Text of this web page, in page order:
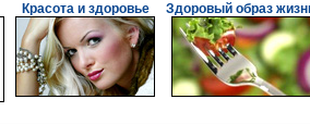
Красота и здоровье Здоровый образ